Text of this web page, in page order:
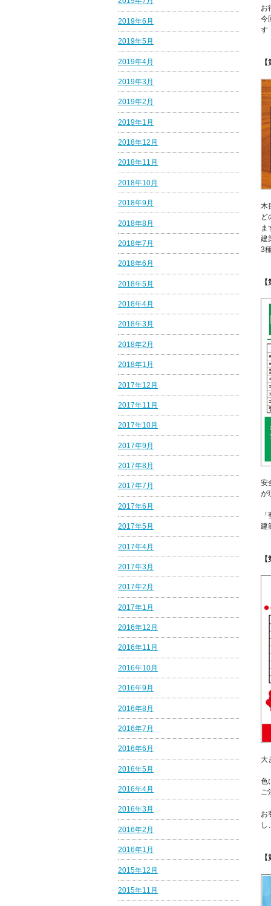
お
今
す
木
ど
ま
建
3
安
が
建
大
色
ご
お
し
2019年6月
2019年5月
2019年4月
2019年3月
2019年2月
2019年1月
2018年12月
2018年11月
2018年10月
2018年9月
2018年8月
2018年7月
2018年6月
2018年5月
2018年4月
2018年3月
2018年2月
2018年1月
2017年12月
2017年11月
2017年10月
2017年9月
2017年8月
2017年7月
2017年6月
2017年5月
2017年4月
2017年3月
2017年2月
2017年1月
2016年12月
2016年11月
2016年10月
2016年9月
2016年8月
2016年7月
2016年6月
2016年5月
2016年4月
2016年3月
2016年2月
2016年1月
2015年12月
2015年11月